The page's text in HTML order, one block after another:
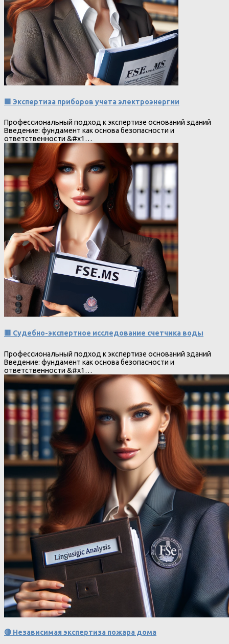
🟩 Экспертиза приборов учета электроэнергии
Профессиональный подход к экспертизе оснований зданий
Введение: фундамент как основа безопасности и
ответственности &#x1…
🟥 Судебно-экспертное исследование счетчика воды
Профессиональный подход к экспертизе оснований зданий
Введение: фундамент как основа безопасности и
ответственности &#x1…
🔴 Независимая экспертиза пожара дома